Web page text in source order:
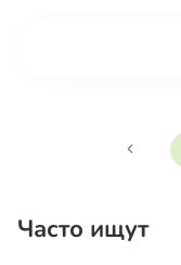
Часто ищут